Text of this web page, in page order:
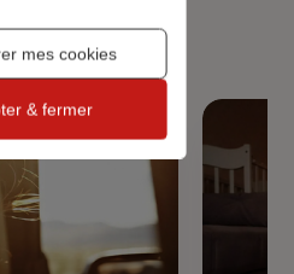
mes cookies
& fermer